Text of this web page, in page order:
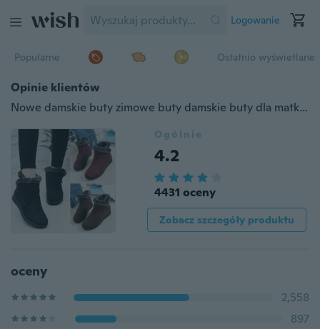
Logowanie
Popularne Ostatnio wyświetlane
Opinie klientów
Nowe damskie buty zimowe buty damskie buty dla matki wodoodporne botki damskie deszcz ciepłe futrzane obuwie
Ogólnie
4.2
4431 oceny
Zobacz szczegóły produktu
oceny
2,558
897